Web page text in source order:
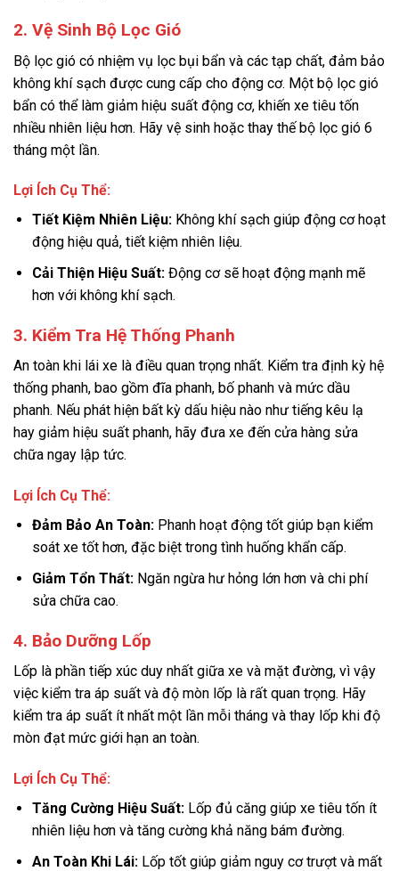
2. Vệ Sinh Bộ Lọc Gió
Bộ lọc gió có nhiệm vụ lọc bụi bẩn và các tạp chất, đảm bảo
không khí sạch được cung cấp cho động cơ. Một bộ lọc gió
bẩn có thể làm giảm hiệu suất động cơ, khiến xe tiêu tốn
nhiều nhiên liệu hơn. Hãy vệ sinh hoặc thay thế bộ lọc gió 6
tháng một lần.
Lợi Ích Cụ Thể:
Tiết Kiệm Nhiên Liệu:Không khí sạch giúp động cơ hoạt
động hiệu quả, tiết kiệm nhiên liệu.
Cải Thiện Hiệu Suất:Động cơ sẽ hoạt động mạnh mẽ
hơn với không khí sạch.
3. Kiểm Tra Hệ Thống Phanh
An toàn khi lái xe là điều quan trọng nhất. Kiểm tra định kỳ hệ
thống phanh, bao gồm đĩa phanh, bố phanh và mức dầu
phanh. Nếu phát hiện bất kỳ dấu hiệu nào như tiếng kêu lạ
hay giảm hiệu suất phanh, hãy đưa xe đến cửa hàng sửa
chữa ngay lập tức.
Lợi Ích Cụ Thể:
Đảm Bảo An Toàn:Phanh hoạt động tốt giúp bạn kiểm
soát xe tốt hơn, đặc biệt trong tình huống khẩn cấp.
Giảm Tổn Thất:Ngăn ngừa hư hỏng lớn hơn và chi phí
sửa chữa cao.
4. Bảo Dưỡng Lốp
Lốp là phần tiếp xúc duy nhất giữa xe và mặt đường, vì vậy
việc kiểm tra áp suất và độ mòn lốp là rất quan trọng. Hãy
kiểm tra áp suất ít nhất một lần mỗi tháng và thay lốp khi độ
mòn đạt mức giới hạn an toàn.
Lợi Ích Cụ Thể:
Tăng Cường Hiệu Suất:Lốp đủ căng giúp xe tiêu tốn ít
nhiên liệu hơn và tăng cường khả năng bám đường.
An Toàn Khi Lái:Lốp tốt giúp giảm nguy cơ trượt và mất